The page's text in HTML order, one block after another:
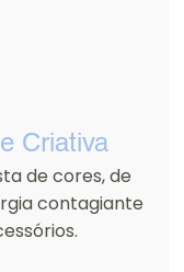
Criativa
de cores, de
contagiante